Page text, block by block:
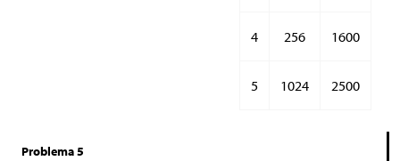
4 256 1600
5 1024 2500
Problema 5